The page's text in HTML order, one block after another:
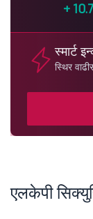
+
स्मार्ट
स्थिर
एलकेपी